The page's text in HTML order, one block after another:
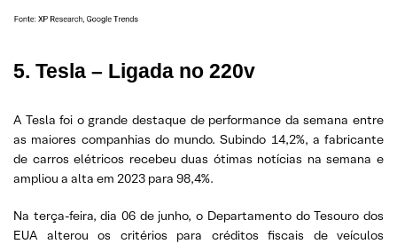
5. Tesla – Ligada no 220v
A Tesla foi o grande destaque de performance da semana entre
as maiores companhias do mundo. Subindo 14,2%, a fabricante
de carros elétricos recebeu duas ótimas notícias na semana e
ampliou a alta em 2023 para 98,4%.
Na terça-feira, dia 06 de junho, o Departamento do Tesouro dos
EUA alterou os critérios para créditos fiscais de veículos